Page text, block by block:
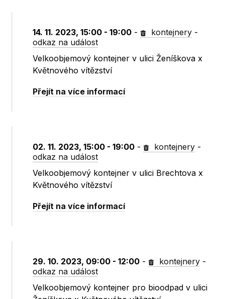
14. 11. 2023, 15:00 - 19:00 - kontejnery -
odkaz na událost
Velkoobjemový kontejner v ulici Ženíškova x
Květnového vítězství
Přejít na více informací
02. 11. 2023, 15:00 - 19:00 - kontejnery -
odkaz na událost
Velkoobjemový kontejner v ulici Brechtova x
Květnového vítězství
Přejít na více informací
29. 10. 2023, 09:00 - 12:00 - kontejnery -
odkaz na událost
Velkoobjemový kontejner pro bioodpad v ulici